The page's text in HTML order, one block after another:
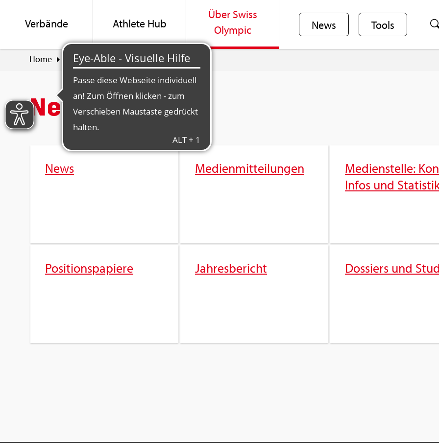
Ver­bän­de Ath­le­te Hub
Über Swiss
Olym­pic
News Tools
Home Über Swiss Olym­pic News & Me­di­en
News & Me­di­en
News Me­di­en­mit­tei­lun­gen
Me­di­en­stel­le:
Infos und
Po­si­ti­ons­pa­pie­re Jah­res­be­richt Dos­siers und